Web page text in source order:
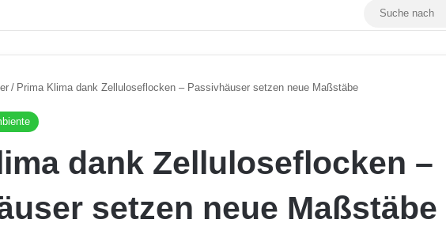
MastodonSkin umschalten
/ Prima Klima dank Zelluloseflocken – Passivhäuser setzen neue Maßstäbe
dank Zelluloseflocken –
setzen neue Maßstäbe